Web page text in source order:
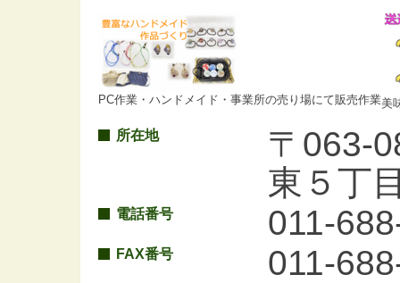
PC作業・ハンドメイド・事業所の売り場にて販売作業美
所在地
〒063-
東５丁
電話番号 011-
FAX番号 011-